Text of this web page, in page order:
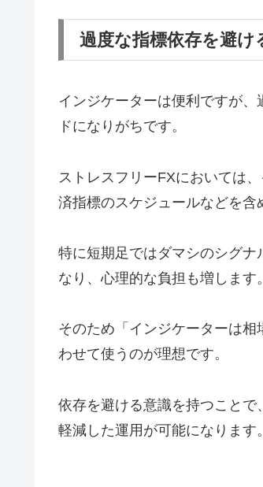
過度な指標依存を避け
インジケーターは便利ですが
ドになりがちです。
ストレスフリーFXにおいては
済指標のスケジュールなどを含
特に短期足ではダマシのシグ
なり、心理的な負担も増します。
そのため「インジケーターは
わせて使うのが理想です。
依存を避ける意識を持つこと
軽減した運用が可能になります。